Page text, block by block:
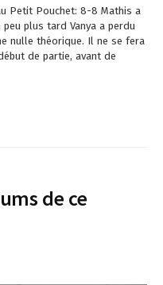
Petit Pouchet: 8-8 Mathis a
plus tard Vanya a perdu
nulle théorique. Il ne se fera
de partie, avant de
de ce